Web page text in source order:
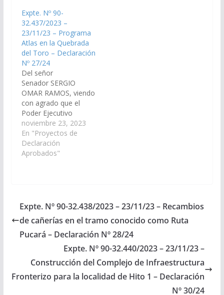
Expte. Nº 90-
32.437/2023 –
23/11/23 – Programa
Atlas en la Quebrada
del Toro – Declaración
Nº 27/24
Del señor
Senador SERGIO
OMAR RAMOS, viendo
con agrado que el
Poder Ejecutivo
Provincial, a través de
COSAYSA (Compañía
de Salta de Agua y
Saneamiento S.A.),
¨Programa Atlas¨ en
la Quebrada del Toro,
municipio Campo
Quijano,
departamento Rosario
de Lerma. (Expte.…
noviembre 23, 2023
En "Proyectos de
Declaración
Aprobados"
Expte. Nº 90-32.438/2023 – 23/11/23 – Recambios
de cañerías en el tramo conocido como Ruta
Pucará – Declaración Nº 28/24
Expte. Nº 90-32.440/2023 – 23/11/23 –
Construcción del Complejo de Infraestructura
Fronterizo para la localidad de Hito 1 – Declaración
Nº 30/24